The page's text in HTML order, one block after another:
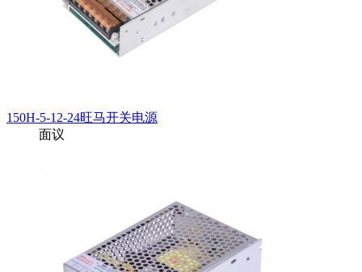
150H-5-12-24旺马开关电源
面议